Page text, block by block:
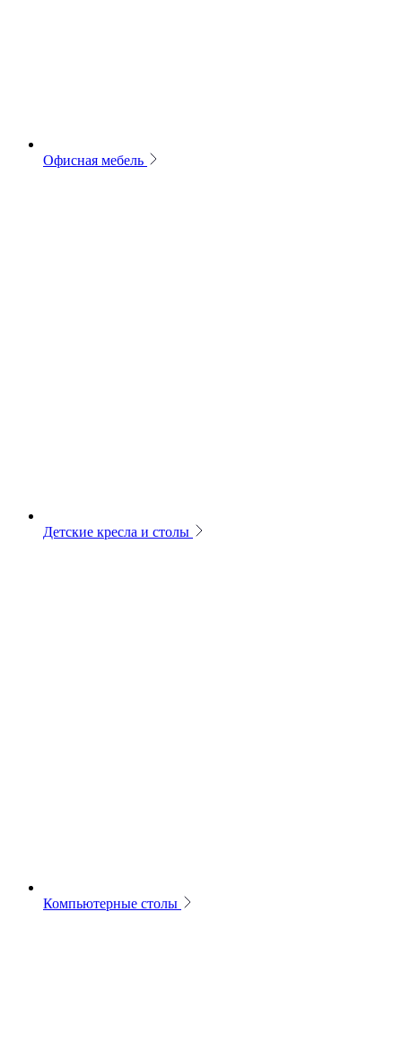
Офисная мебель
Детские кресла и столы
Компьютерные столы